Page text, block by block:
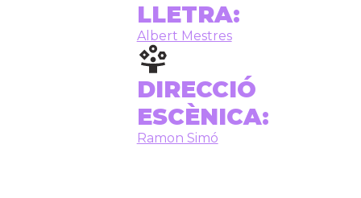
LLETRA:
Albert Mestres
DIRECCIÓ
ESCÈNICA:
Ramon Simó